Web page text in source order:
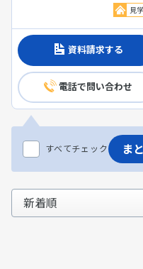
見
資料請求する
電話で問い合わせ
すべてチェック ま